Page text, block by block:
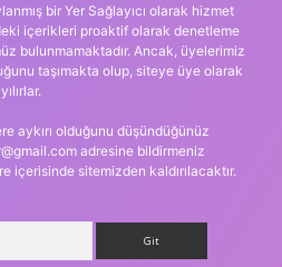
bir Yer Sağlayıcı olarak hizmet
içerikleri proaktif olarak denetleme
bulunmamaktadır. Ancak, üyelerimiz
taşımakta olup, siteye üye olarak
aykırı olduğunu düşündüğünüz
adresine bildirmeniz
içerisinde sitemizden kaldırılacaktır.